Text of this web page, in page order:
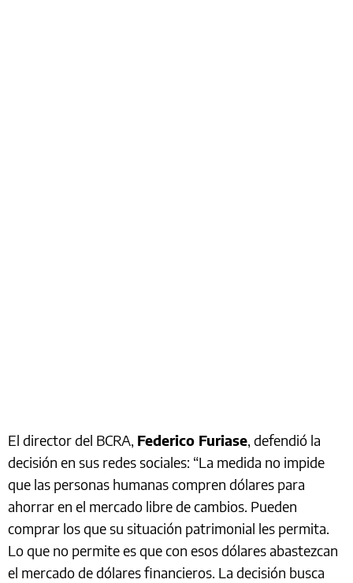
El director del BCRA, Federico Furiase, defendió la
decisión en sus redes sociales: “La medida no impide
que las personas humanas compren dólares para
ahorrar en el mercado libre de cambios. Pueden
comprar los que su situación patrimonial les permita.
Lo que no permite es que con esos dólares abastezcan
el mercado de dólares financieros. La decisión busca